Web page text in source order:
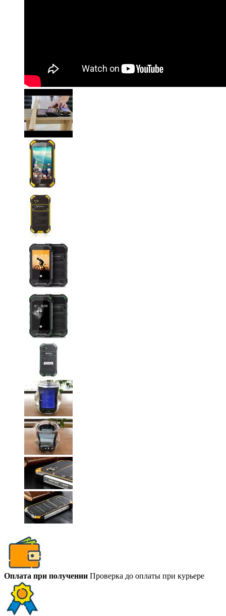
Оплата при получении Проверка до оплаты при курьере